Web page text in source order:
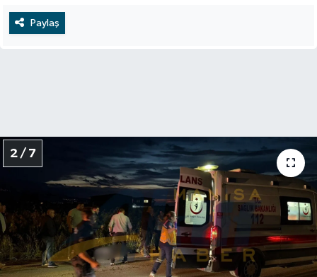
Paylaş
2 / 7